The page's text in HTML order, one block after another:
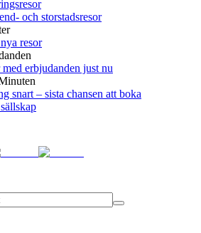
och storstadsresor
resor
med erbjudanden just nu
snart – sista chansen att boka